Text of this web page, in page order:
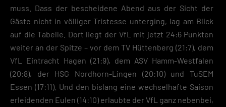
muss. Dass der bescheidene Abend aus der Sicht der
Gäste nicht in völliger Tristesse unterging, lag am Blick
auf die Tabelle. Dort liegt der VfL mit jetzt 24:6 Punkten
weiter an der Spitze – vor dem TV Hüttenberg (21:7), dem
VfL Eintracht Hagen (21:9), dem ASV Hamm-Westfalen
(20:8), der HSG Nordhorn-Lingen (20:10) und TuSEM
Essen (17:11). Und den bislang eine wechselhafte Saison
erleidenden Eulen (14:10) erlaubte der VfL ganz nebenbei,